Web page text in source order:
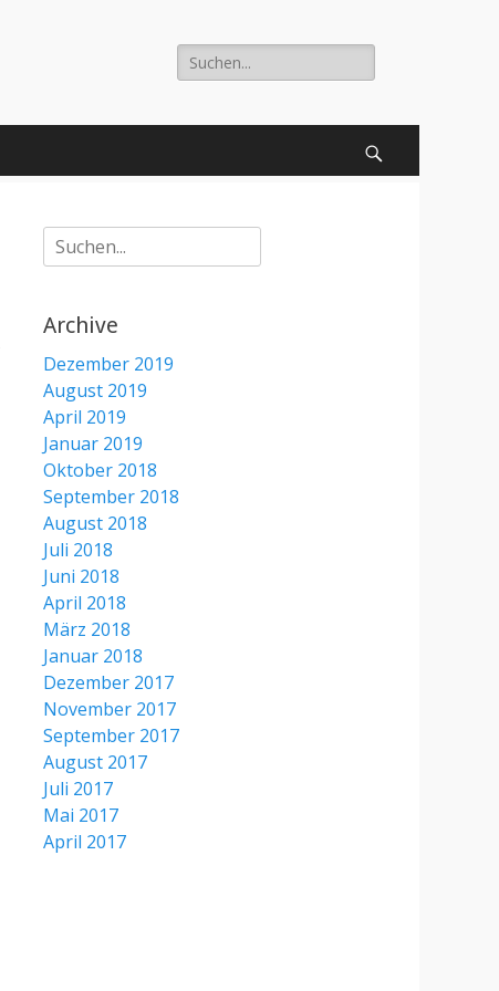
Suche
nach:
Suche
nach:
Archive
Dezember 2019
August 2019
April 2019
Januar 2019
Oktober 2018
September 2018
August 2018
Juli 2018
Juni 2018
April 2018
März 2018
Januar 2018
Dezember 2017
November 2017
September 2017
August 2017
Juli 2017
Mai 2017
April 2017